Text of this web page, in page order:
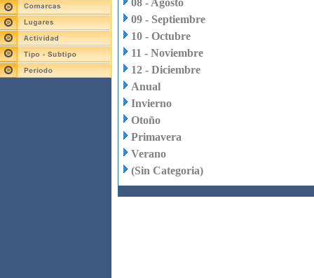
08 - Agosto
09 - Septiembre
10 - Octubre
11 - Noviembre
12 - Diciembre
Anual
Invierno
Otoño
Primavera
Verano
(Sin Categoria)